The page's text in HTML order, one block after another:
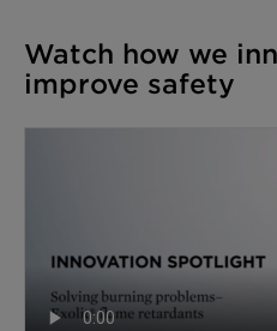
Watch how we
improve safety